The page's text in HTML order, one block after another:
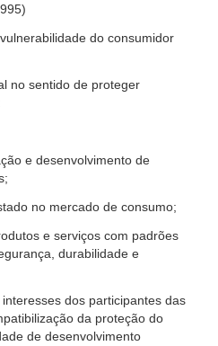
do consumidor
no sentido de proteger
e desenvolvimento de
no mercado de consumo;
e serviços com padrões
durabilidade e
dos participantes das
da proteção do
de desenvolvimento